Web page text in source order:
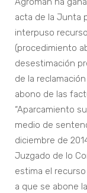
acta de la Junta
interpuso
(procedimiento
desestimación
de la
abono de las
“Aparcamiento
medio de
diciembre de
Juzgado de lo
estima el
a que se abone